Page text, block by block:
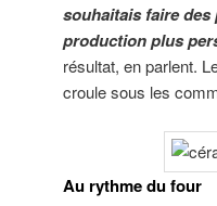
souhaitais faire des
production plus
résultat, en parlent.
croule sous les
Au rythme du four